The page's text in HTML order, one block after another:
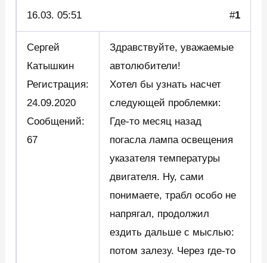
16.03. 05:51 #1
Сергей
Катышкин
Регистрация:
24.09.2020
Сообщений:
67
Здравствуйте, уважаемые
автолюбители!
Хотел бы узнать насчет
следующей проблемки:
Где-то месяц назад
погасла лампа освещения
указателя температуры
двигателя. Ну, сами
понимаете, трабл особо не
напрягал, продолжил
ездить дальше с мыслью:
потом залезу. Через где-то